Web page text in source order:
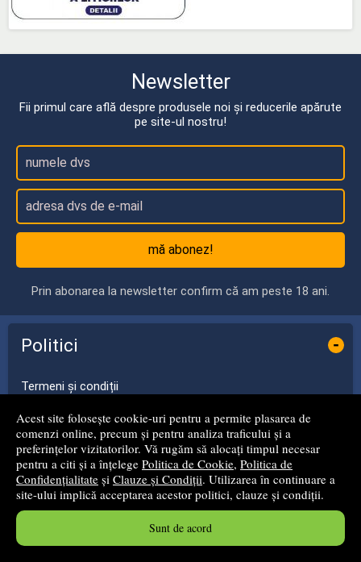
Acest site folosește cookie-uri pentru a permite plasarea de
comenzi online, precum și pentru analiza traficului și a
preferințelor vizitatorilor. Vă rugăm să alocați timpul necesar
pentru a citi și a înțelege Politica de Cookie, Politica de
Confidențialitate și Clauze și Condiții. Utilizarea în continuare a
site-ului implică acceptarea acestor politici, clauze și condiții.
Sunt de acord
Newsletter
Fii primul care află despre produsele noi și reducerile apărute
pe site-ul nostru!
mă abonez!
Prin abonarea la newsletter confirm că am peste 18 ani.
Politici -
Termeni și condiții
Politica de Cookie
Politica de Confidențialitate
Cum cumperi?
Despre livrare